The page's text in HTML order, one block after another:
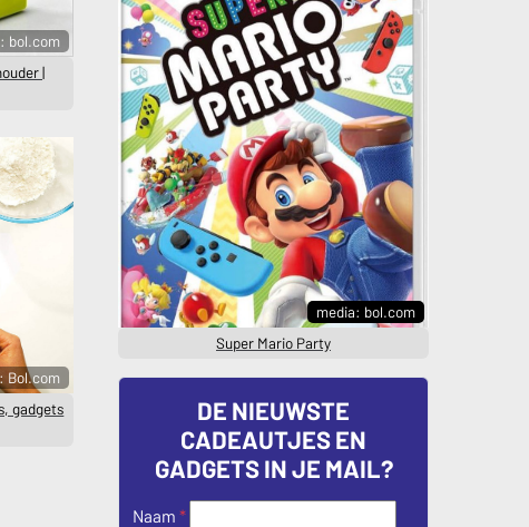
bol.com
|
Bol.com
gadgets
media: bol.com
Super Mario Party
DE NIEUWSTE
CADEAUTJES EN
GADGETS IN JE MAIL?
Naam *